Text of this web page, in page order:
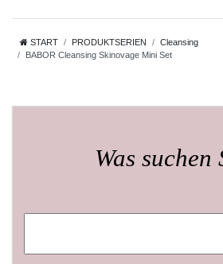
START PRODUKTSERIEN
Cleansing
BABOR Cleansing Skinovage Mini Set
Was suchen